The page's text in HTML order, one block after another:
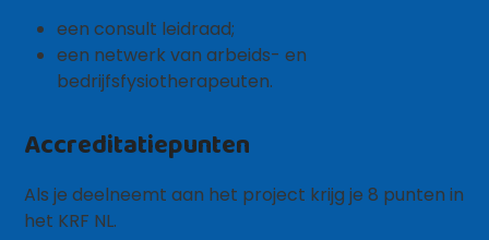
een consult leidraad;
een netwerk van arbeids- en
bedrijfsfysiotherapeuten.
Accreditatiepunten
Als je deelneemt aan het project krijg je 8 punten in
het KRF NL.